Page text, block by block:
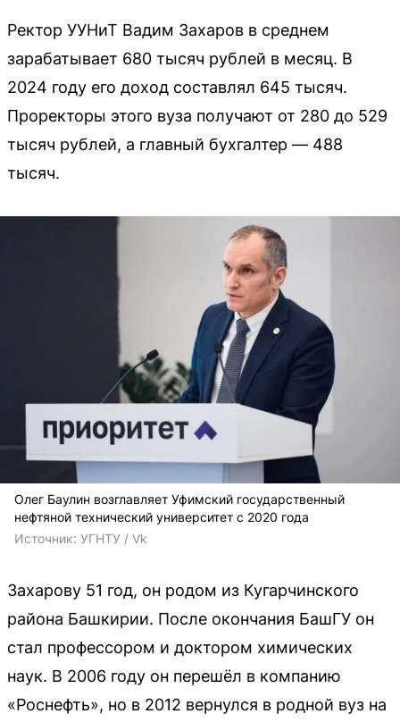
Ректор УУНиТ Вадим Захаров в среднем
зарабатывает 680 тысяч рублей в месяц. В
2024 году его доход составлял 645 тысяч.
Проректоры этого вуза получают от 280 до 529
тысяч рублей, а главный бухгалтер — 488
тысяч.
Олег Баулин возглавляет Уфимский государственный
нефтяной технический университет с 2020 года
Источник: УГНТУ / Vk
Захарову 51 год, он родом из Кугарчинского
района Башкирии. После окончания БашГУ он
стал профессором и доктором химических
наук. В 2006 году он перешёл в компанию
«Роснефть», но в 2012 вернулся в родной вуз на